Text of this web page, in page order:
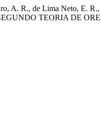
A. R., de Lima Neto, E.
TEORIA DE